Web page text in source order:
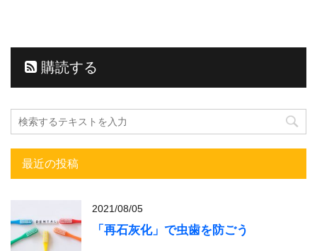
購読する
最近の投稿
2021/08/05
「再石灰化」で虫歯を防ごう